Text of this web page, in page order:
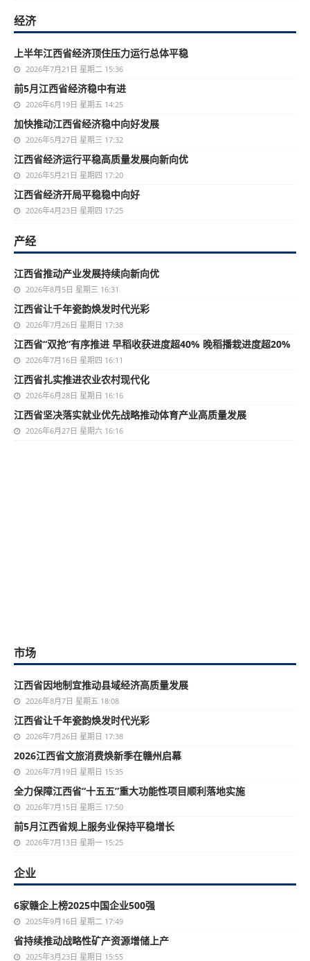
经济
上半年江西省经济顶住压力运行总体平稳
2026年7月21日 星期二 15:36
前5月江西省经济稳中有进
2026年6月19日 星期五 14:25
加快推动江西省经济稳中向好发展
2026年5月27日 星期三 17:32
江西省经济运行平稳高质量发展向新向优
2026年5月21日 星期四 17:20
江西省经济开局平稳稳中向好
2026年4月23日 星期四 17:25
产经
江西省推动产业发展持续向新向优
2026年8月5日 星期三 16:31
江西省让千年瓷韵焕发时代光彩
2026年7月26日 星期日 17:38
江西省“双抢”有序推进 早稻收获进度超40% 晚稻播栽进度超20%
2026年7月16日 星期四 16:11
江西省扎实推进农业农村现代化
2026年6月28日 星期日 16:16
江西省坚决落实就业优先战略推动体育产业高质量发展
2026年6月27日 星期六 16:16
市场
江西省因地制宜推动县域经济高质量发展
2026年8月7日 星期五 18:08
江西省让千年瓷韵焕发时代光彩
2026年7月26日 星期日 17:38
2026江西省文旅消费焕新季在赣州启幕
2026年7月19日 星期日 15:35
全力保障江西省“十五五”重大功能性项目顺利落地实施
2026年7月15日 星期三 17:50
前5月江西省规上服务业保持平稳增长
2026年7月13日 星期一 15:25
企业
6家赣企上榜2025中国企业500强
2025年9月16日 星期二 17:49
省持续推动战略性矿产资源增储上产
2025年3月23日 星期日 15:55